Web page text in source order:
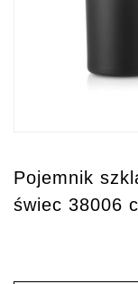
Pojemnik
świec 38006